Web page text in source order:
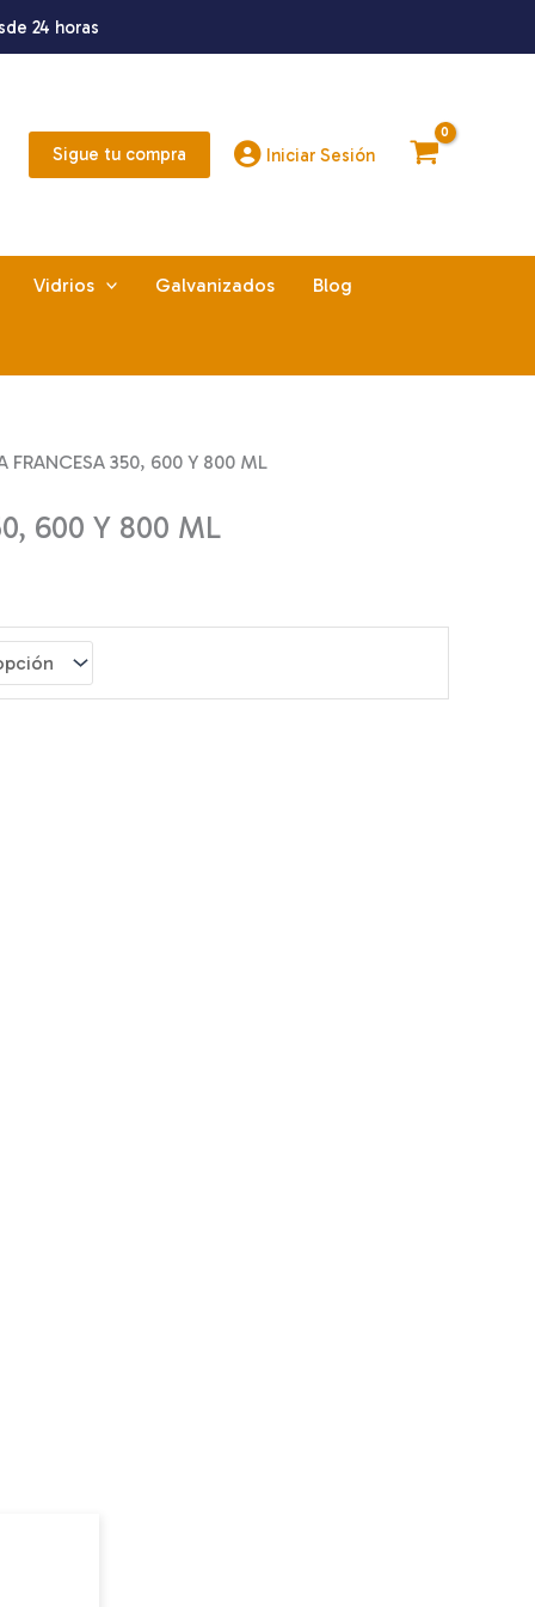
24 horas
Sigue tu compra Iniciar Sesión
Vidrios Galvanizados Blog
FRANCESA 350, 600 Y 800 ML
600 Y 800 ML